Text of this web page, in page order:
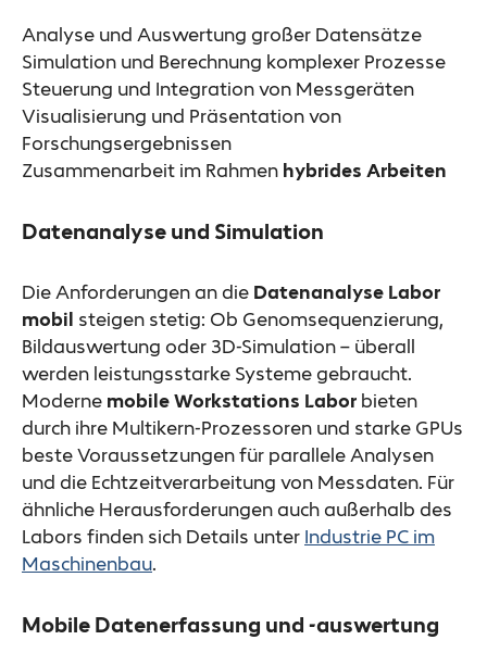
Analyse und Auswertung großer Datensätze
Simulation und Berechnung komplexer Prozesse
Steuerung und Integration von Messgeräten
Visualisierung und Präsentation von
Forschungsergebnissen
Zusammenarbeit im Rahmen hybrides Arbeiten
Datenanalyse und Simulation
Die Anforderungen an die Datenanalyse Labor
mobil steigen stetig: Ob Genomsequenzierung,
Bildauswertung oder 3D-Simulation – überall
werden leistungsstarke Systeme gebraucht.
Moderne mobile Workstations Labor bieten
durch ihre Multikern-Prozessoren und starke GPUs
beste Voraussetzungen für parallele Analysen
und die Echtzeitverarbeitung von Messdaten. Für
ähnliche Herausforderungen auch außerhalb des
Labors finden sich Details unter Industrie PC im
Maschinenbau.
Mobile Datenerfassung und -auswertung